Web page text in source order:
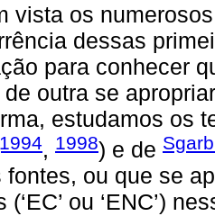
vista os
dessas
para conhecer
outra se
estudamos os
, 1998) e de
fontes, ou que se
(‘EC’ ou ‘ENC’)